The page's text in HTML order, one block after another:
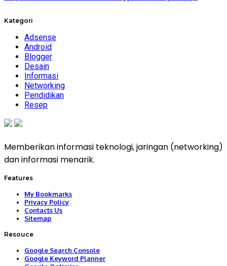
Kategori
Adsense
Android
Blogger
Desain
Informasi
Networking
Pendidikan
Resep
Memberikan informasi teknologi, jaringan (networking)
dan informasi menarik.
Features
My Bookmarks
Privacy Policy
Contacts Us
Sitemap
Resouce
Google Search Console
Google Keyword Planner